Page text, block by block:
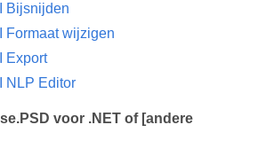
Bijsnijden
Formaat wijzigen
Export
NLP Editor
voor .NET of [andere